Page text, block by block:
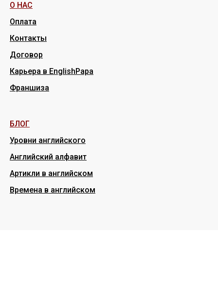
О НАС
Оплата
Контакты
Договор
Карьера в EnglishPapa
Франшиза
БЛОГ
Уровни английского
Английский алфавит
Артикли в английском
Времена в английском